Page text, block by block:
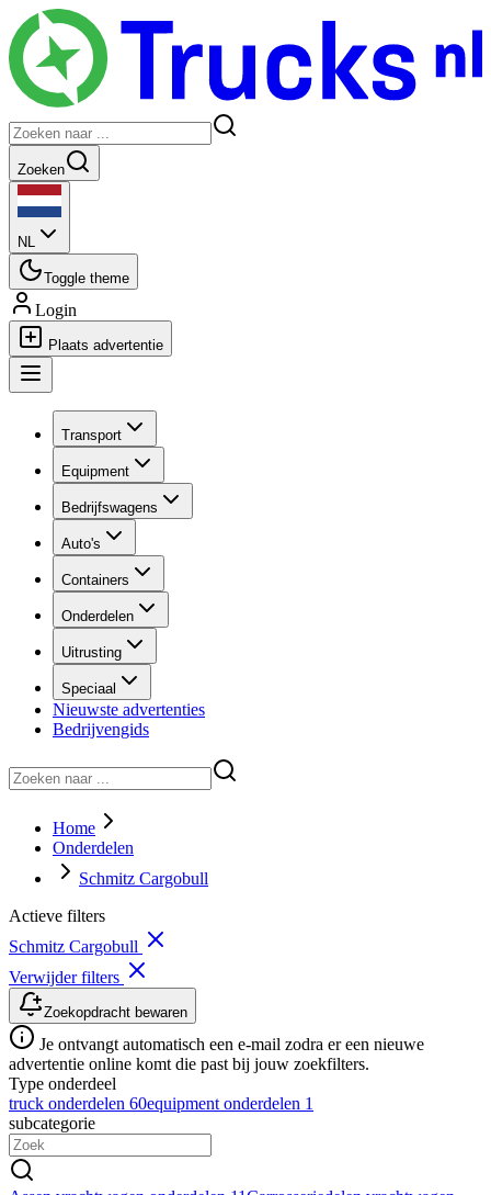
Zoeken
NL
Toggle theme
Login
Plaats advertentie
Transport
Equipment
Bedrijfswagens
Auto's
Containers
Onderdelen
Uitrusting
Speciaal
Nieuwste advertenties
Bedrijvengids
Home
Onderdelen
Schmitz Cargobull
Actieve filters
Schmitz Cargobull
Verwijder filters
Zoekopdracht bewaren
Je ontvangt automatisch een e-mail zodra er een nieuwe
advertentie online komt die past bij jouw zoekfilters.
Type onderdeel
truck onderdelen 60equipment onderdelen 1
subcategorie